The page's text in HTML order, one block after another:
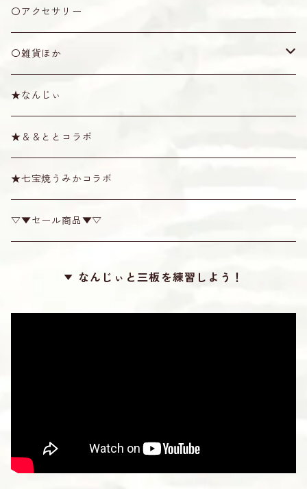
その他
1.5号
黒木
紫檀
梅
ケース・袋
袋
ソフトケース
ショルダー・天キャップ
ショルダー
天キャップ
その他
唄口
ハブ油・松脂
スタンド
CD
ミニシーサー
その他
〇アクセサリー
〇雑貨ほか
棹拭きクロス
Tシャツ
その他雑貨
★なんじぃ
★＆＆ととコラボ
★七宝焼うみかコラボ
▽▼セール商品▼▽
なんじぃと三板を練習しよう！